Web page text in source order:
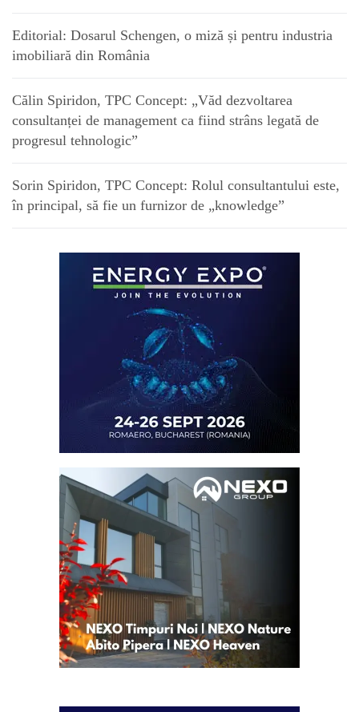
Editorial: Dosarul Schengen, o miză și pentru industria
imobiliară din România
Călin Spiridon, TPC Concept: „Văd dezvoltarea
consultanței de management ca fiind strâns legată de
progresul tehnologic”
Sorin Spiridon, TPC Concept: Rolul consultantului este,
în principal, să fie un furnizor de „knowledge”